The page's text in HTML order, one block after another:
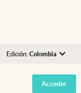
Edición: Colombia
Argentina
España
Acceder